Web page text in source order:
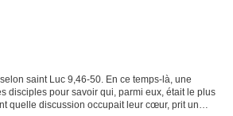
saint Luc 9,46-50. En ce temps-là, une
disciples pour savoir qui, parmi eux, était le plus
quelle discussion occupait leur cœur, prit un